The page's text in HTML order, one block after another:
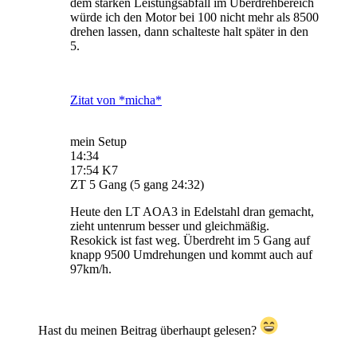
würde ich den Motor bei 100 nicht mehr als 8500
drehen lassen, dann schalteste halt später in den
5.
Zitat von *micha*
mein Setup
14:34
17:54 K7
ZT 5 Gang (5 gang 24:32)
Heute den LT AOA3 in Edelstahl dran gemacht,
zieht untenrum besser und gleichmäßig.
Resokick ist fast weg. Überdreht im 5 Gang auf
knapp 9500 Umdrehungen und kommt auch auf
97km/h.
Hast du meinen Beitrag überhaupt gelesen?